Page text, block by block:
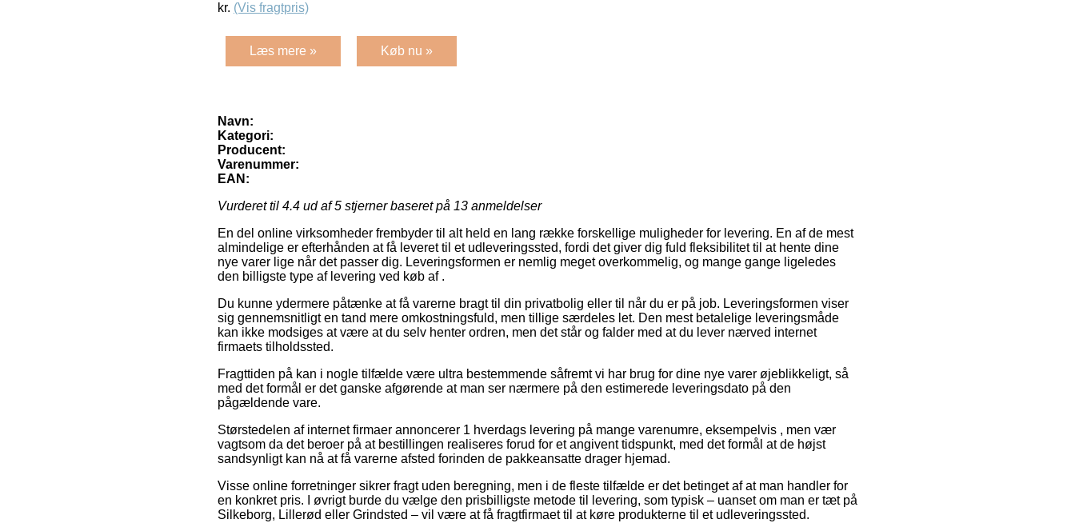
kr. (Vis fragtpris)
Læs mere » Køb nu »
Navn:
Kategori:
Producent:
Varenummer:
EAN:
Vurderet til 4.4 ud af 5 stjerner baseret på 13 anmeldelser
En del online virksomheder frembyder til alt held en lang række forskellige muligheder for levering. En af de mest
almindelige er efterhånden at få leveret til et udleveringssted, fordi det giver dig fuld fleksibilitet til at hente dine
nye varer lige når det passer dig. Leveringsformen er nemlig meget overkommelig, og mange gange ligeledes
den billigste type af levering ved køb af .
Du kunne ydermere påtænke at få varerne bragt til din privatbolig eller til når du er på job. Leveringsformen viser
sig gennemsnitligt en tand mere omkostningsfuld, men tillige særdeles let. Den mest betalelige leveringsmåde
kan ikke modsiges at være at du selv henter ordren, men det står og falder med at du lever nærved internet
firmaets tilholdssted.
Fragttiden på kan i nogle tilfælde være ultra bestemmende såfremt vi har brug for dine nye varer øjeblikkeligt, så
med det formål er det ganske afgørende at man ser nærmere på den estimerede leveringsdato på den
pågældende vare.
Størstedelen af internet firmaer annoncerer 1 hverdags levering på mange varenumre, eksempelvis , men vær
vagtsom da det beroer på at bestillingen realiseres forud for et angivent tidspunkt, med det formål at de højst
sandsynligt kan nå at få varerne afsted forinden de pakkeansatte drager hjemad.
Visse online forretninger sikrer fragt uden beregning, men i de fleste tilfælde er det betinget af at man handler for
en konkret pris. I øvrigt burde du vælge den prisbilligste metode til levering, som typisk – uanset om man er tæt på
Silkeborg, Lillerød eller Grindsted – vil være at få fragtfirmaet til at køre produkterne til et udleveringssted.